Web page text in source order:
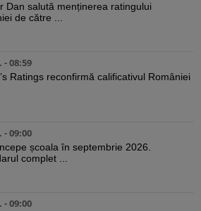
Dan salută menținerea ratingului
de către ...
- 08:59
Ratings reconfirmă calificativul României
- 09:00
școala în septembrie 2026.
complet ...
- 09:00